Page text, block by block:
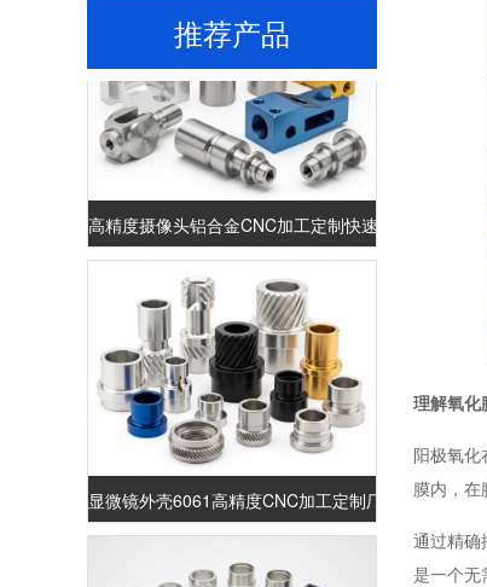
理解氧化
阳极氧化
膜内，在
通过精确
是一个无
推荐产品
高精度摄像头铝合金CNC加工定制快速打样厂家
显微镜外壳6061高精度CNC加工定制厂家